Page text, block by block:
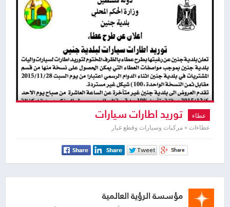
عطاء توريد اطارات سيارات
عطاءات » مركبات وسيارات وقطع غيار
مؤسسة الرؤية العالمية